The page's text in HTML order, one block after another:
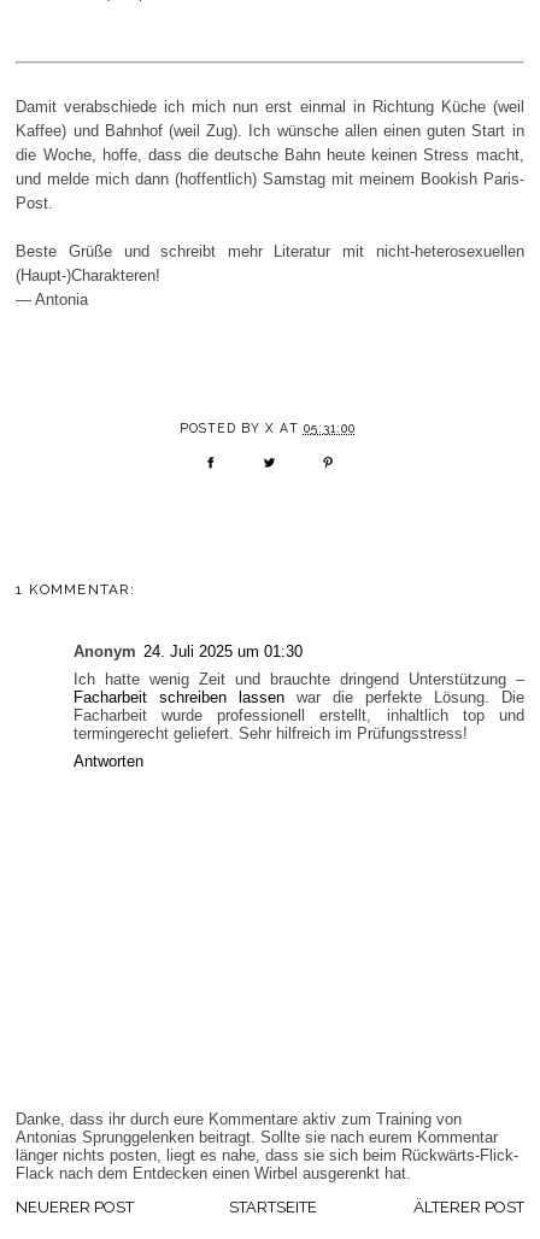
Damit verabschiede ich mich nun erst einmal in Richtung Küche (weil
Kaffee) und Bahnhof (weil Zug). Ich wünsche allen einen guten Start in
die Woche, hoffe, dass die deutsche Bahn heute keinen Stress macht,
und melde mich dann (hoffentlich) Samstag mit meinem Bookish Paris-
Post.
Beste Grüße und schreibt mehr Literatur mit nicht-heterosexuellen
(Haupt-)Charakteren!
— Antonia
POSTED BYX AT 05:31:00
1 KOMMENTAR:
Anonym 24. Juli 2025 um 01:30
Ich hatte wenig Zeit und brauchte dringend Unterstützung –
Facharbeit schreiben lassen war die perfekte Lösung. Die
Facharbeit wurde professionell erstellt, inhaltlich top und
termingerecht geliefert. Sehr hilfreich im Prüfungsstress!
Antworten
Danke, dass ihr durch eure Kommentare aktiv zum Training von
Antonias Sprunggelenken beitragt. Sollte sie nach eurem Kommentar
länger nichts posten, liegt es nahe, dass sie sich beim Rückwärts-Flick-
Flack nach dem Entdecken einen Wirbel ausgerenkt hat.
NEUERER POST
ÄLTERER POST
STARTSEITE